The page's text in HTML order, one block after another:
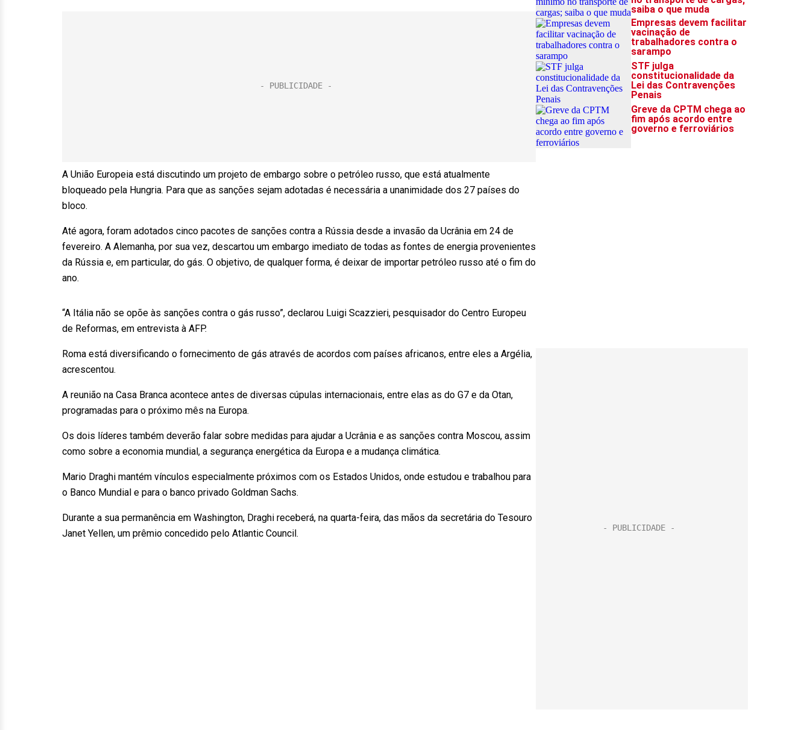
A União Europeia está discutindo um projeto de embargo sobre o petróleo russo, que está atualmente
bloqueado pela Hungria. Para que as sanções sejam adotadas é necessária a unanimidade dos 27 países do
bloco.
Até agora, foram adotados cinco pacotes de sanções contra a Rússia desde a invasão da Ucrânia em 24 de
fevereiro. A Alemanha, por sua vez, descartou um embargo imediato de todas as fontes de energia provenientes
da Rússia e, em particular, do gás. O objetivo, de qualquer forma, é deixar de importar petróleo russo até o fim do
ano.
“A Itália não se opõe às sanções contra o gás russo”, declarou Luigi Scazzieri, pesquisador do Centro Europeu
de Reformas, em entrevista à AFP.
Roma está diversificando o fornecimento de gás através de acordos com países africanos, entre eles a Argélia,
acrescentou.
A reunião na Casa Branca acontece antes de diversas cúpulas internacionais, entre elas as do G7 e da Otan,
programadas para o próximo mês na Europa.
Os dois líderes também deverão falar sobre medidas para ajudar a Ucrânia e as sanções contra Moscou, assim
como sobre a economia mundial, a segurança energética da Europa e a mudança climática.
Mario Draghi mantém vínculos especialmente próximos com os Estados Unidos, onde estudou e trabalhou para
o Banco Mundial e para o banco privado Goldman Sachs.
Durante a sua permanência em Washington, Draghi receberá, na quarta-feira, das mãos da secretária do Tesouro
Janet Yellen, um prêmio concedido pelo Atlantic Council.